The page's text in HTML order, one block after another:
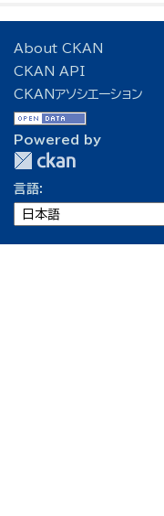
About CKAN
CKAN API
CKANアソシエーション
Powered by
言語